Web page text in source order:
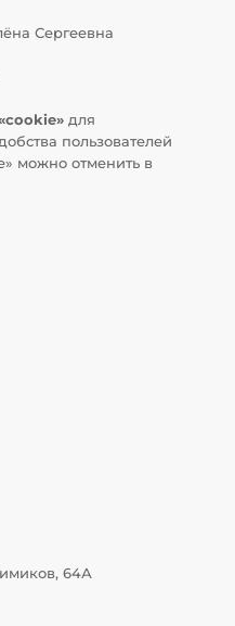
Сергеевна
для
пользователей
можно отменить в
64А